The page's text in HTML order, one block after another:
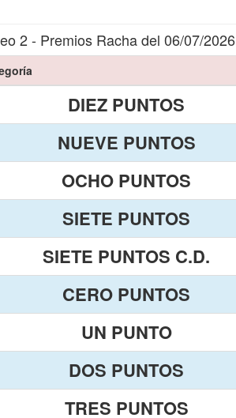
2 - Premios Racha del 06/07/2026
DIEZ PUNTOS
NUEVE PUNTOS
OCHO PUNTOS
SIETE PUNTOS
SIETE PUNTOS C.D.
CERO PUNTOS
UN PUNTO
DOS PUNTOS
TRES PUNTOS